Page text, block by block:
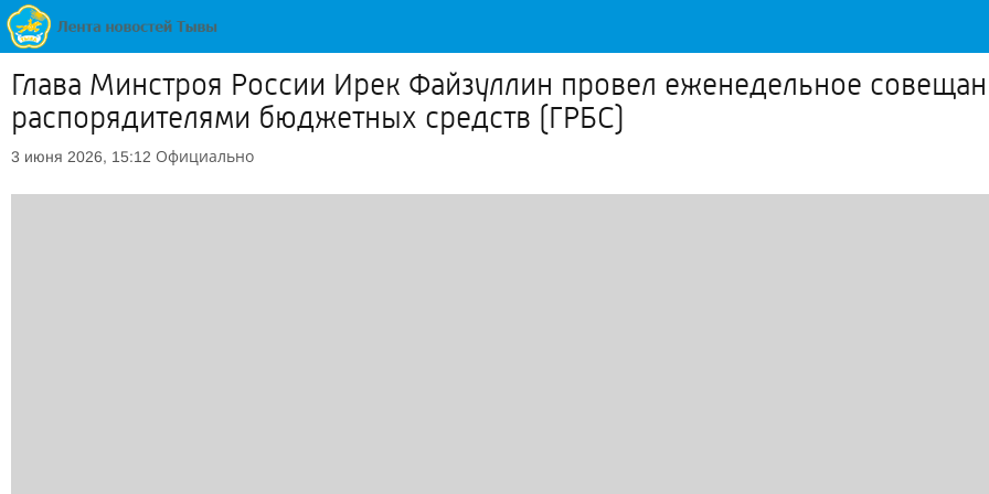
Глава Минстроя России Ирек Файзуллин провел еженедельное
распорядителями бюджетных средств (ГРБС)
3 июня 2026, 15:12 Официально